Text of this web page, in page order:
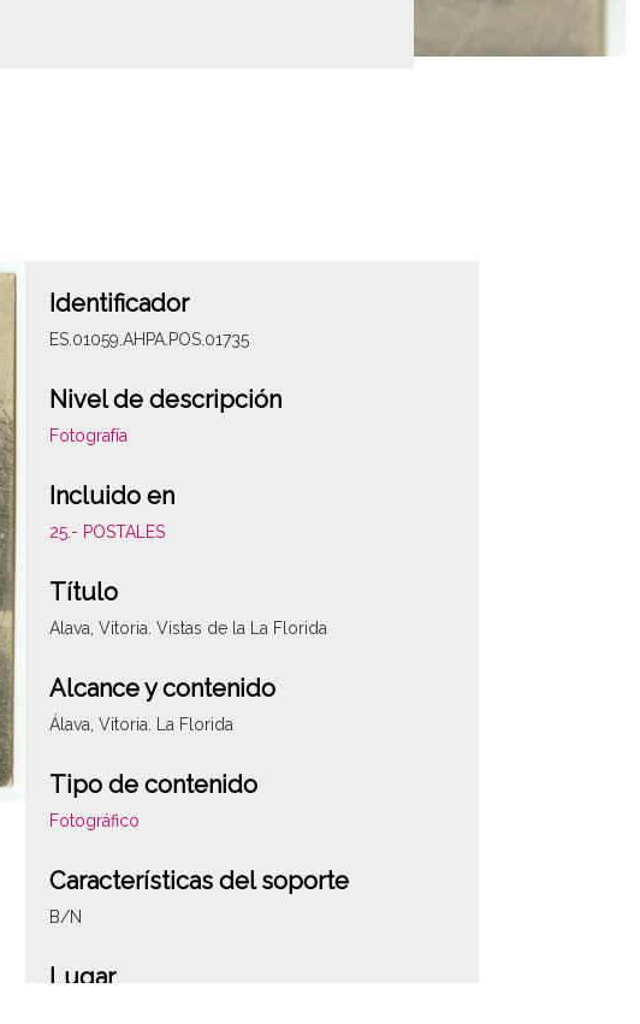
Identificador
ES.01059.AHPA.POS.01735
Nivel de descripción
Fotografía
Incluido en
25.- POSTALES
Título
Alava, Vitoria. Vistas de la La Florida
Alcance y contenido
Álava, Vitoria. La Florida
Tipo de contenido
Fotográfico
Características del soporte
B/N
Lugar